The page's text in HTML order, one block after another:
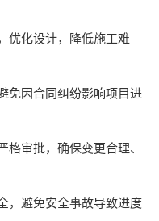
优化设计，降低施工难
免因合同纠纷影响项目进
格审批，确保变更合理、
，避免安全事故导致进度